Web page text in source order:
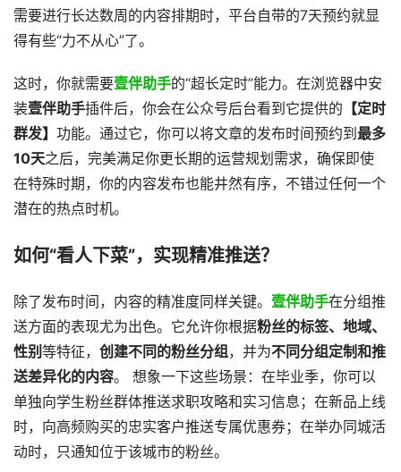
需要进行长达数周的内容排期时，平台自带的7天预约就显
得有些“力不从心”了。
这时，你就需要壹伴助手的“超长定时”能力。在浏览器中安
装壹伴助手插件后，你会在公众号后台看到它提供的 【定时
群发】 功能。通过它，你可以将文章的发布时间预约到 最多
10天之后，完美满足你更长期的运营规划需求，确保即使
在特殊时期，你的内容发布也能井然有序，不错过任何一个
潜在的热点时机。
如何“看人下菜”，实现精准推送？
除了发布时间，内容的精准度同样关键。 壹伴助手在分组推
送方面的表现尤为出色。它允许你根据粉丝的标签、地域、
性别 等特征， 创建不同的粉丝分组 ，并为不同分组定制和推
送差异化的内容。 想象一下这些场景：在毕业季，你可以
单独向学生粉丝群体推送求职攻略和实习信息；在新品上线
时，向高频购买的忠实客户推送专属优惠券；在举办同城活
动时，只通知位于该城市的粉丝。